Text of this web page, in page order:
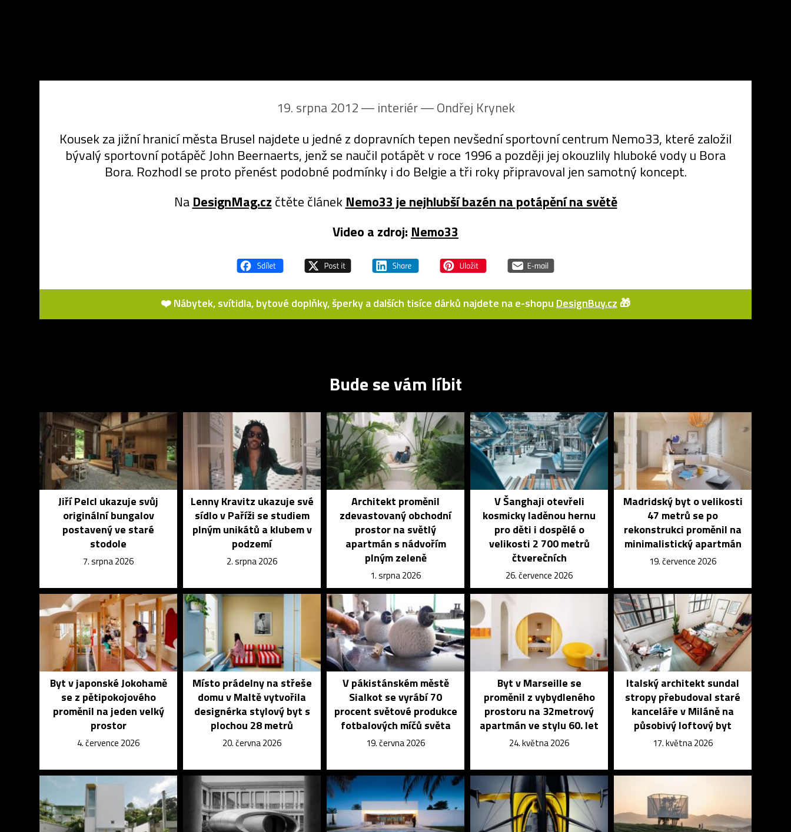
19. srpna 2012 ― interiér ―Ondřej Krynek
Kousek za jižní hranicí města Brusel najdete u jedné z dopravních tepen nevšední sportovní centrum Nemo33, které založil
bývalý sportovní potápěč John Beernaerts, jenž se naučil potápět v roce 1996 a později jej okouzlily hluboké vody u Bora
Bora. Rozhodl se proto přenést podobné podmínky i do Belgie a tři roky připravoval jen samotný koncept.
Na DesignMag.cz čtěte článek Nemo33 je nejhlubší bazén na potápění na světě
Video a zdroj: Nemo33
❤️ Nábytek, svítidla, bytové doplňky, šperky a dalších tisíce dárků najdete na e-shopu DesignBuy.cz 🎁
Bude se vám líbit
Jiří Pelcl ukazuje svůj
originální bungalov
postavený ve staré
stodole
7. srpna 2026
Lenny Kravitz ukazuje své
sídlo v Paříži se studiem
plným unikátů a klubem v
podzemí
2. srpna 2026
Architekt proměnil
zdevastovaný obchodní
prostor na světlý
apartmán s nádvořím
plným zeleně
1. srpna 2026
V Šanghaji otevřeli
kosmicky laděnou hernu
pro děti i dospělé o
velikosti 2 700 metrů
čtverečních
26. července 2026
Madridský byt o velikosti
47 metrů se po
rekonstrukci proměnil na
minimalistický apartmán
19. července 2026
Byt v japonské Jokohamě
se z pětipokojového
proměnil na jeden velký
prostor
4. července 2026
Místo prádelny na střeše
domu v Maltě vytvořila
designérka stylový byt s
plochou 28 metrů
20. června 2026
V pákistánském městě
Sialkot se vyrábí 70
procent světové produkce
fotbalových míčů světa
19. června 2026
Byt v Marseille se
proměnil z vybydleného
prostoru na 32metrový
apartmán ve stylu 60. let
24. května 2026
Italský architekt sundal
stropy přebudoval staré
kanceláře v Miláně na
působivý loftový byt
17. května 2026